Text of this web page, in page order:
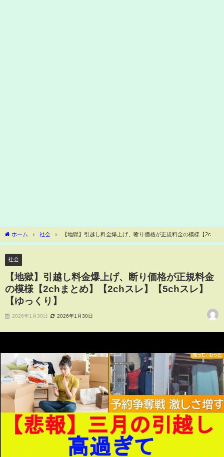
ホーム 社会
【地獄】引越し料金爆上げ、断り価格が正規料金の模様【2ch
まとめ】【2chスレ】【5chスレ】【ゆっくり】
社会
【地獄】引越し料金爆上げ、断り価格が正規料金
の模様【2chまとめ】【2chスレ】【5chスレ】
【ゆっくり】
2026年1月30日 2026年1月30日